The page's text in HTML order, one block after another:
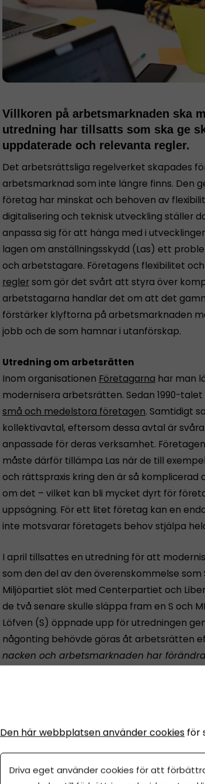
Villkoren på arbetsmarknaden ska
utredning har tillsatts som ska ge
uppdaterade och relevanta regler.
Det arbetsrättsliga regelverket skapades
arbetsmarknad som inte längre finns. Den
företag har minskat och behoven av
digitalisering och teknisk utveckling ställer
anpassa sig för att hänga med i
lagen om anställningsskydd (Las) ett
och arbetstagare. Företagens flexibilitet
reglersom gör det svårt att styra över
arbetstagarna handlar det om att det
förstärker klyftorna på arbetsmarknaden
jobb och de som hamnar i utanförskap.
Utredning om arbetsrätten
Inom organisationen Företagarna har man
modernisera arbetsrätten. Sedan 1990-talet
små och medelstora företagen. Samtidigt
kollektivavtal, eftersom dessa avtal är
anpassade för deras verksamhet.
måste därför tillämpa Las när de till
och rättspraxis kring den är så
om det – vilket kan bli mycket dyrt för
uppsägning. För ett litet företag kan en
inte motsvarar företagets behov stjälpa
I april tillsattes en utredning för att
som den del av den överenskommelse
Miljöpartiet slöt med Centerpartiet och
de två senare skulle släppa fram en S och
Löfven (S) öppnade upp för utredningen
någonting behövde göras åt arbetsrätten
nacken och arbetsmarknaden har
Tydligt utökade undantag från
Lägre kostnader vid uppsägningar,
som rättssäkerhet och skydd mot
Den här webbplatsen använder cookies för
Driva eget använder cookies för att